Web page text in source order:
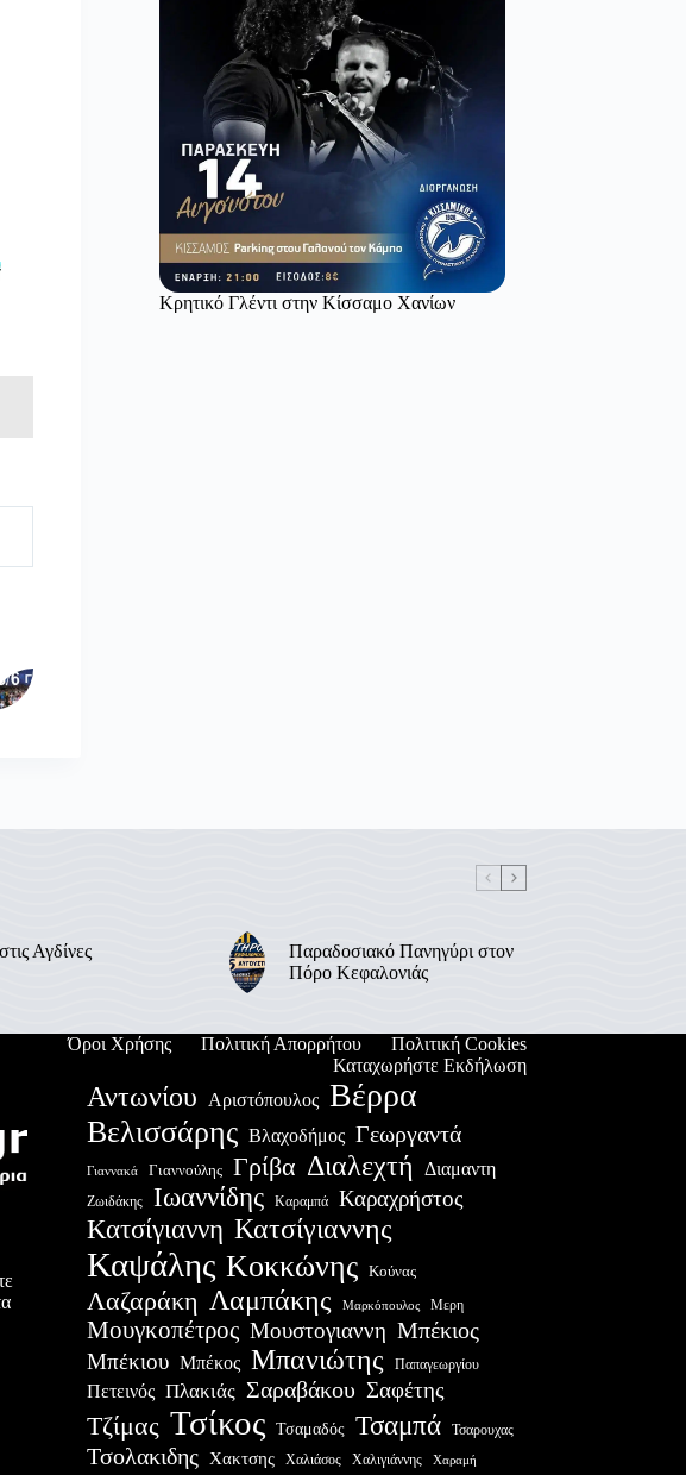
Κρητικό Γλέντι στην Κίσσαμο Χανίων
Αγδίνες
Παραδοσιακό Πανηγύρι στον
Πόρο Κεφαλονιάς
Όροι Χρήσης Πολιτική Απορρήτου
Πολιτική Cookies
Καταχωρήστε Εκδήλωση
Αντωνίου Αριστόπουλος Βέρρα
Βελισσάρης Βλαχοδήμος Γεωργαντά
Γιαννακά Γιαννούλης Γρίβα Διαλεχτή Διαμαντη
Ζωιδάκης Ιωαννίδης Καραμπά Καραχρήστος
Κατσίγιαννη Κατσίγιαννης
Καψάλης Κοκκώνης Κούνας
Λαζαράκη Λαμπάκης Μαρκόπουλος Μερη
Μουγκοπέτρος Μουστογιαννη Μπέκιος
Μπέκιου Μπέκος Μπανιώτης Παπαγεωργίου
Πετεινός Πλακιάς Σαραβάκου Σαφέτης
Τζίμας Τσίκος Τσαμαδός Τσαμπά Τσαρουχας
Τσολακιδης Χακτσης Χαλιάσος Χαλιγιάννης Χαραμή